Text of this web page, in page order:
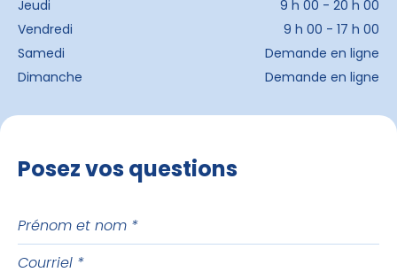
Jeudi
9 h 00 - 20 h 00
Vendredi
9 h 00 - 17 h 00
Samedi
Demande en ligne
Dimanche
Demande en ligne
Posez vos questions
Prénom
nom
Courriel